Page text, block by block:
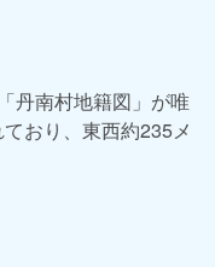
丹南村地籍図」が唯
おり、東西約235メ